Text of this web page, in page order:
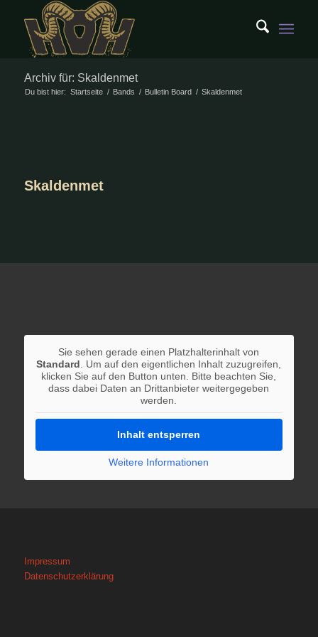
Archiv für: Skaldenmet
Du bist hier: Startseite / Bands / Bulletin Board / Skaldenmet
Skaldenmet
Sie sehen gerade einen Platzhalterinhalt von
Standard . Um auf den eigentlichen Inhalt zuzugreifen,
klicken Sie auf den Button unten. Bitte beachten Sie,
dass dabei Daten an Drittanbieter weitergegeben
werden.
Inhalt entsperren
Weitere Informationen
Impressum
Datenschutzerklärung